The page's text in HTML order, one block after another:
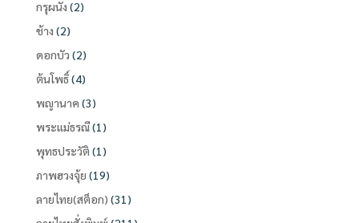
กรุผนัง (2)
ช้าง (2)
ดอกบัว (2)
ต้นโพธิ์(4)
พญานาค (3)
พระแม่ธรณี(1)
พุทธประวัติ (1)
ภาพฮวงจุ้ย (19)
ลายไทย(สต็อก) (31)